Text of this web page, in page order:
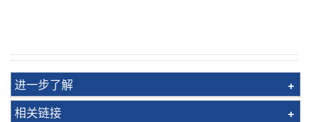
进一步了解
大利市支援
相关链接